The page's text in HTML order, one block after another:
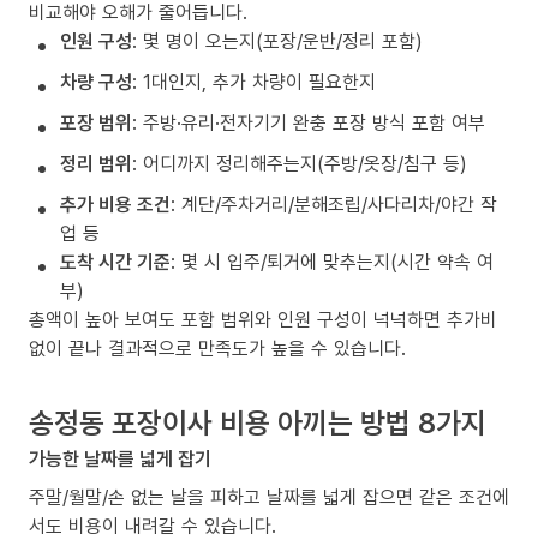
비교해야 오해가 줄어듭니다.
인원 구성: 몇 명이 오는지(포장/운반/정리 포함)
차량 구성: 1대인지, 추가 차량이 필요한지
포장 범위: 주방·유리·전자기기 완충 포장 방식 포함 여부
정리 범위: 어디까지 정리해주는지(주방/옷장/침구 등)
추가 비용 조건: 계단/주차거리/분해조립/사다리차/야간 작
업 등
도착 시간 기준: 몇 시 입주/퇴거에 맞추는지(시간 약속 여
부)
총액이 높아 보여도 포함 범위와 인원 구성이 넉넉하면 추가비
없이 끝나 결과적으로 만족도가 높을 수 있습니다.
송정동 포장이사 비용 아끼는 방법 8가지
가능한 날짜를 넓게 잡기
주말/월말/손 없는 날을 피하고 날짜를 넓게 잡으면 같은 조건에
서도 비용이 내려갈 수 있습니다.